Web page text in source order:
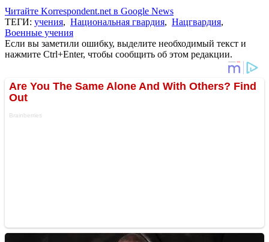
Читайте Korrespondent.net в Google News
ТЕГИ: учения, Национальная гвардия, Нацгвардия,
Военные учения
Если вы заметили ошибку, выделите необходимый текст и
нажмите Ctrl+Enter, чтобы сообщить об этом редакции.